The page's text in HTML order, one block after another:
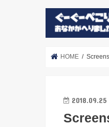
HOME
2018.09.25